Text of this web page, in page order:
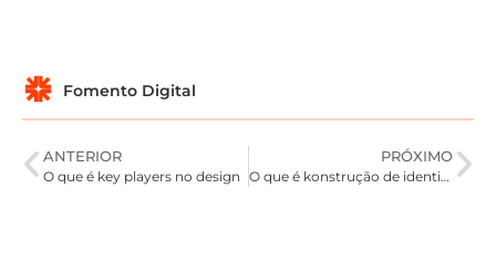
Fomento Digital
ANTERIOR
O que é key players no design
PRÓXIMO
O que é konstrução de identidade